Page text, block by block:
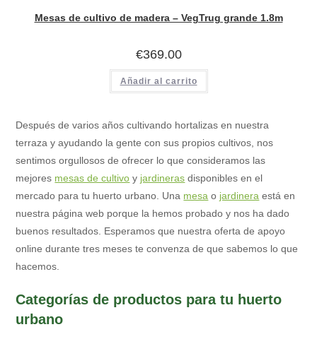
Mesas de cultivo de madera – VegTrug grande 1.8m
€369.00
Añadir al carrito
Después de varios años cultivando hortalizas en nuestra
terraza y ayudando la gente con sus propios cultivos, nos
sentimos orgullosos de ofrecer lo que consideramos las
mejores mesas de cultivo y jardineras disponibles en el
mercado para tu huerto urbano. Una mesa o jardinera está en
nuestra página web porque la hemos probado y nos ha dado
buenos resultados. Esperamos que nuestra oferta de apoyo
online durante tres meses te convenza de que sabemos lo que
hacemos.
Categorías de productos para tu huerto
urbano